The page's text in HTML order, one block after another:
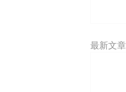
最新文章